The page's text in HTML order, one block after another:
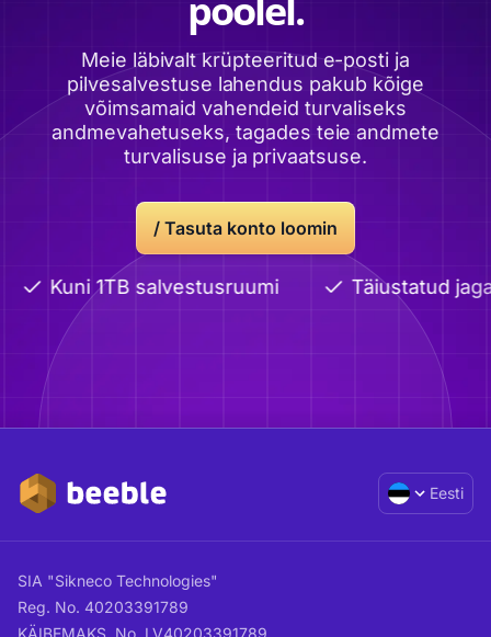
poolel.
Meie läbivalt krüpteeritud e-posti ja
pilvesalvestuse lahendus pakub kõige
võimsamaid vahendeid turvaliseks
andmevahetuseks, tagades teie andmete
turvalisuse ja privaatsuse.
/ Tasuta konto loomin
Kuni 1TB salvestusruumi Täiustatud
Eesti
SIA "Sikneco Technologies"
Reg. No. 40203391789